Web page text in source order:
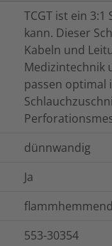
TCGT ist ein
kann. Dieser
Kabeln und
Medizintechnik
passen optimal
dünnwandig
Ja
553-30354